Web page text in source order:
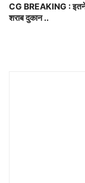
CG BREAKING : इतने
शराब दुकान ..